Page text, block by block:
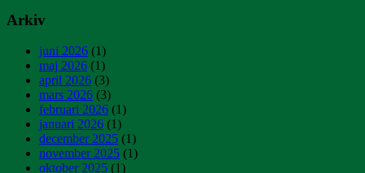
Arkiv
juni 2026 (1)
maj 2026 (1)
april 2026 (3)
mars 2026 (3)
februari 2026 (1)
januari 2026 (1)
december 2025 (1)
november 2025 (1)
oktober 2025 (1)